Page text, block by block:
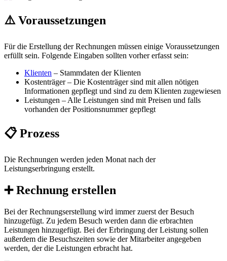
⚠️ Voraussetzungen
Für die Erstellung der Rechnungen müssen einige Voraussetzungen
erfüllt sein. Folgende Eingaben sollten vorher erfasst sein:
Klienten – Stammdaten der Klienten
Kostenträger – Die Kostenträger sind mit allen nötigen
Informationen gepflegt und sind zu dem Klienten zugewiesen
Leistungen – Alle Leistungen sind mit Preisen und falls
vorhanden der Positionsnummer gepflegt
📋 Prozess
Die Rechnungen werden jeden Monat nach der
Leistungserbringung erstellt.
➕ Rechnung erstellen
Bei der Rechnungserstellung wird immer zuerst der Besuch
hinzugefügt. Zu jedem Besuch werden dann die erbrachten
Leistungen hinzugefügt. Bei der Erbringung der Leistung sollen
außerdem die Besuchszeiten sowie der Mitarbeiter angegeben
werden, der die Leistungen erbracht hat.